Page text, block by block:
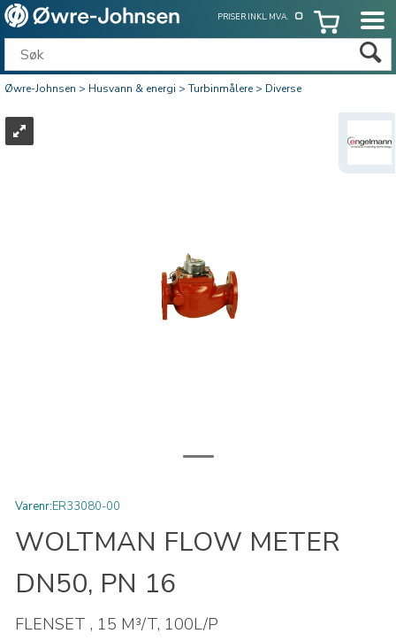
PRISER INKL. MVA.
Øwre-Johnsen>Husvann & energi>Turbinmålere>Diverse
Varenr:ER33080-00
WOLTMAN FLOW METER
DN50, PN 16
FLENSET , 15 M³/T, 100L/P